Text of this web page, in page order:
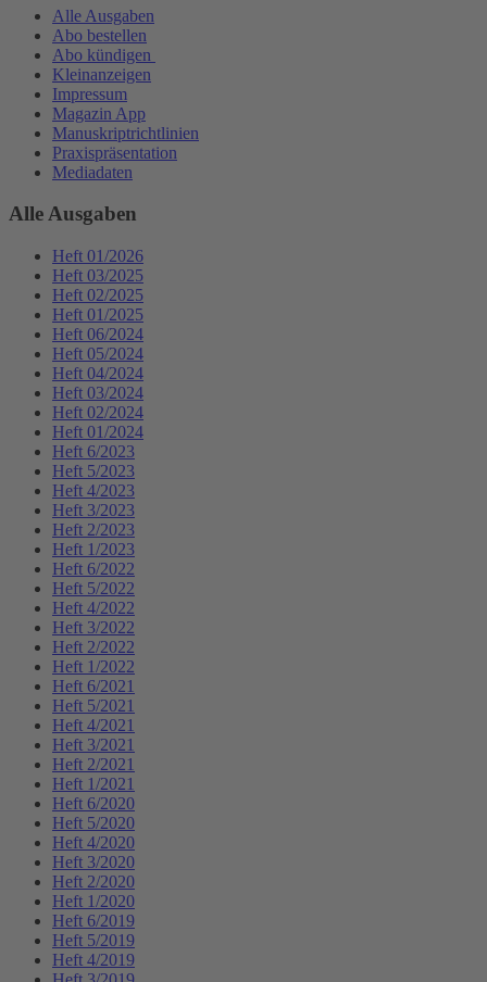
Alle Ausgaben
Abo bestellen
Abo kündigen
Kleinanzeigen
Impressum
Magazin App
Manuskriptrichtlinien
Praxispräsentation
Mediadaten
Alle Ausgaben
Heft 01/2026
Heft 03/2025
Heft 02/2025
Heft 01/2025
Heft 06/2024
Heft 05/2024
Heft 04/2024
Heft 03/2024
Heft 02/2024
Heft 01/2024
Heft 6/2023
Heft 5/2023
Heft 4/2023
Heft 3/2023
Heft 2/2023
Heft 1/2023
Heft 6/2022
Heft 5/2022
Heft 4/2022
Heft 3/2022
Heft 2/2022
Heft 1/2022
Heft 6/2021
Heft 5/2021
Heft 4/2021
Heft 3/2021
Heft 2/2021
Heft 1/2021
Heft 6/2020
Heft 5/2020
Heft 4/2020
Heft 3/2020
Heft 2/2020
Heft 1/2020
Heft 6/2019
Heft 5/2019
Heft 4/2019